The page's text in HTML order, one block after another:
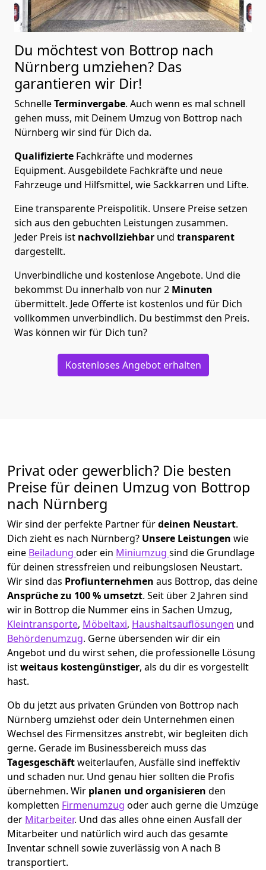
Du möchtest von Bottrop nach
Nürnberg umziehen? Das
garantieren wir Dir!
SchnelleTerminvergabe. Auch wenn es mal schnell
gehen muss, mit Deinem Umzug von Bottrop nach
Nürnberg wir sind für Dich da.
Qualifizierte Fachkräfte und modernes
Equipment. Ausgebildete Fachkräfte und neue
Fahrzeuge und Hilfsmittel, wie Sackkarren und Lifte.
Eine transparente Preispolitik. Unsere Preise setzen
sich aus den gebuchten Leistungen zusammen.
Jeder Preis ist nachvollziehbar und transparent
dargestellt.
Unverbindliche und kostenlose Angebote. Und die
bekommst Du innerhalb von nur2 Minuten
übermittelt. Jede Offerte ist kostenlos und für Dich
vollkommen unverbindlich. Du bestimmst den Preis.
Was können wir für Dich tun?
Kostenloses Angebot erhalten
Privat oder gewerblich? Die besten
Preise für deinen Umzug von Bottrop
nach Nürnberg
Wir sind der perfekte Partner fürdeinen Neustart.
Dich zieht es nach Nürnberg? Unsere Leistungen wie
eine Beiladung oder ein Miniumzug sind die Grundlage
für deinen stressfreien und reibungslosen Neustart.
Wir sind das Profiunternehmen aus Bottrop, das deine
Ansprüche zu 100 % umsetzt. Seit über 2 Jahren sind
wir in Bottrop die Nummer eins in Sachen Umzug,
Kleintransporte, Möbeltaxi, Haushaltsauflösungen und
Behördenumzug. Gerne übersenden wir dir ein
Angebot und du wirst sehen, die professionelle Lösung
istweitaus kostengünstiger, als du dir es vorgestellt
hast.
Ob du jetzt aus privaten Gründen von Bottrop nach
Nürnberg umziehst oder dein Unternehmen einen
Wechsel des Firmensitzes anstrebt, wir begleiten dich
gerne. Gerade im Businessbereich muss das
Tagesgeschäftweiterlaufen, Ausfälle sind ineffektiv
und schaden nur. Und genau hier sollten die Profis
übernehmen. Wir planen und organisieren den
kompletten Firmenumzug oder auch gerne die Umzüge
der Mitarbeiter. Und das alles ohne einen Ausfall der
Mitarbeiter und natürlich wird auch das gesamte
Inventar schnell sowie zuverlässig von A nach B
transportiert.